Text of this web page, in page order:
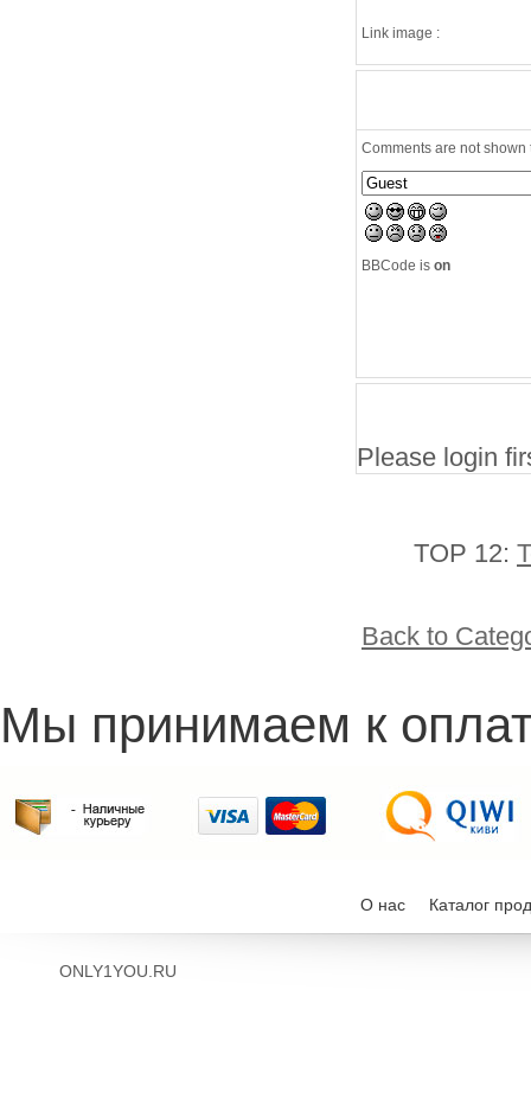
Link image :
Comments are not
BBCode is on
Please login
TOP 12:
Back to
Мы принимаем к
О нас Каталог
ONLY1YOU.RU